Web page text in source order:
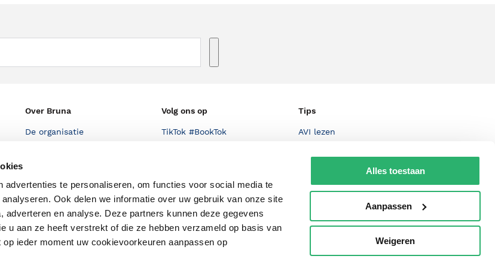
advertenties te personaliseren, om functies voor social media te
Ook delen we informatie over uw gebruik van onze site
adverteren en analyse. Deze partners kunnen deze gegevens
u aan ze heeft verstrekt of die ze hebben verzameld op basis van
ieder moment uw cookievoorkeuren aanpassen op
Alles toestaan
Aanpassen
Weigeren
Over Bruna
De organisatie
De voordelen van Bruna
Responsible Disclosure
Statement
Volg ons op
TikTok #BookTok
Tips
AVI lezen
De Nationale Voorleesdagen
Wet op de Vaste Boekenprijs
Winacties